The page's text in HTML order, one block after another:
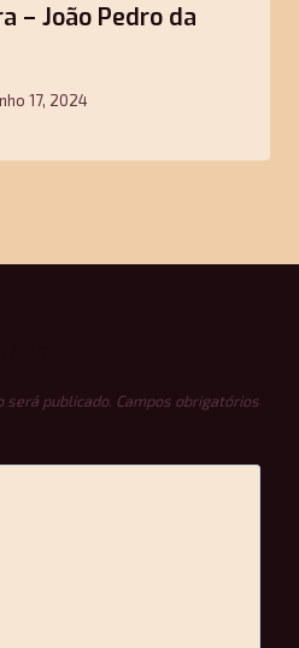
– João Pedro da
17, 2024
será publicado. Campos obrigatórios